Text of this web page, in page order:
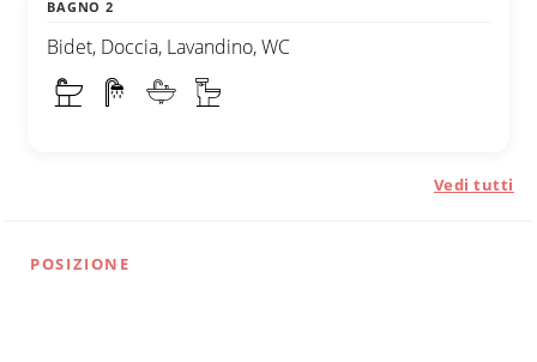
BAGNO 2
Bidet, Doccia, Lavandino, WC
Vedi tutti
POSIZIONE